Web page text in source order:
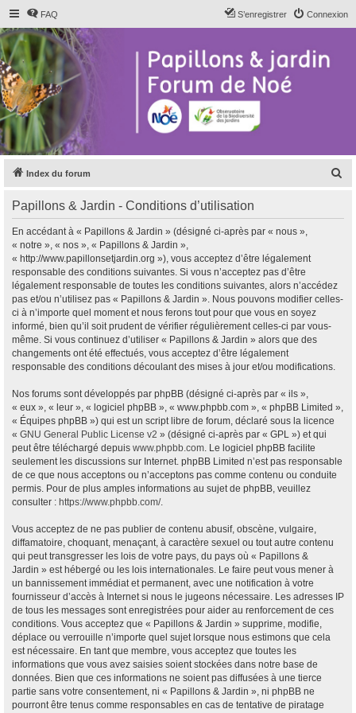
FAQ Connexion
S’enregistrer
Index du forum
Papillons & Jardin - Conditions d’utilisation
En accédant à « Papillons & Jardin » (désigné ci-après par « nous »,
« notre », « nos », « Papillons & Jardin »,
« http://www.papillonsetjardin.org »), vous acceptez d’être légalement
responsable des conditions suivantes. Si vous n’acceptez pas d’être
légalement responsable de toutes les conditions suivantes, alors n’accédez
pas et/ou n’utilisez pas « Papillons & Jardin ». Nous pouvons modifier celles-
ci à n’importe quel moment et nous ferons tout pour que vous en soyez
informé, bien qu’il soit prudent de vérifier régulièrement celles-ci par vous-
même. Si vous continuez d’utiliser « Papillons & Jardin » alors que des
changements ont été effectués, vous acceptez d’être légalement
responsable des conditions découlant des mises à jour et/ou modifications.
Nos forums sont développés par phpBB (désigné ci-après par « ils »,
« eux », « leur », « logiciel phpBB », « www.phpbb.com », « phpBB Limited »,
« Équipes phpBB ») qui est un script libre de forum, déclaré sous la licence
« GNU General Public License v2 » (désigné ci-après par « GPL ») et qui
peut être téléchargé depuis www.phpbb.com. Le logiciel phpBB facilite
seulement les discussions sur Internet. phpBB Limited n’est pas responsable
de ce que nous acceptons ou n’acceptons pas comme contenu ou conduite
permis. Pour de plus amples informations au sujet de phpBB, veuillez
consulter : https://www.phpbb.com/.
Vous acceptez de ne pas publier de contenu abusif, obscène, vulgaire,
diffamatoire, choquant, menaçant, à caractère sexuel ou tout autre contenu
qui peut transgresser les lois de votre pays, du pays où « Papillons &
Jardin » est hébergé ou les lois internationales. Le faire peut vous mener à
un bannissement immédiat et permanent, avec une notification à votre
fournisseur d’accès à Internet si nous le jugeons nécessaire. Les adresses IP
de tous les messages sont enregistrées pour aider au renforcement de ces
conditions. Vous acceptez que « Papillons & Jardin » supprime, modifie,
déplace ou verrouille n’importe quel sujet lorsque nous estimons que cela
est nécessaire. En tant que membre, vous acceptez que toutes les
informations que vous avez saisies soient stockées dans notre base de
données. Bien que ces informations ne soient pas diffusées à une tierce
partie sans votre consentement, ni « Papillons & Jardin », ni phpBB ne
pourront être tenus comme responsables en cas de tentative de piratage